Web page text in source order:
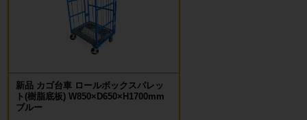
新品 カゴ台車 ロールボックスパレッ
ト(樹脂底板) W850×D650×H1700mm
ブルー